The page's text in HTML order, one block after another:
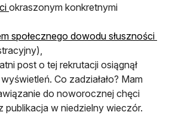
otwiera się w nowej karcie
okraszonym konkretnymi
społecznego dowodu słuszności
się w nowej karcie
post o tej rekrutacji osiągnął
Co zadziałało? Mam
do noworocznej chęci
publikacja w niedzielny wieczór.